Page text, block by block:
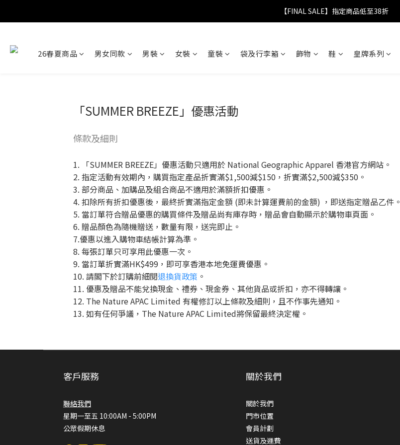
【FINAL SALE】指定商品低至38折
【FINAL SALE】指定商品低至38折
【FINAL SALE】全單免運費
26春夏商品 男女同款 男裝 女裝 童裝 袋及行李箱 飾物 鞋 皇牌系列
「SUMMER BREEZE」優惠活動
條款及細則
1. 「SUMMER BREEZE」優惠活動只適用於 National Geographic Apparel 香港官方網站。
2. 指定活動有效期內，購買指定產品折實滿$1,500減$150，折實滿$2,500減$350。
3. 部分商品、加購品及組合商品不適用於滿額折扣優惠。
4. 扣除所有折扣優惠後，最終折實滿指定金額 (即未計算運費前的金額) ，即送指定贈品乙件。
5. 當訂單符合贈品優惠的購買條件及贈品尚有庫存時，贈品會自動顯示於購物車頁面。
6. 贈品顏色為隨機贈送，數量有限，送完即止。
7.優惠以進入購物車結帳計算為準。
8. 每張訂單只可享用此優惠一次。
9. 當訂單折實滿HK$499，即可享香港本地免運費優惠。
10. 請閣下於訂購前細閱退換貨政策 。
11. 優惠及贈品不能兌換現金、禮券、現金券、其他貨品或折扣，亦不得轉讓。
12. The Nature APAC Limited 有權修訂以上條款及細則，且不作事先通知。
13. 如有任何爭議，The Nature APAC Limited將保留最終決定權。
客戶服務
聯絡我們
星期一至五 10:00AM - 5:00PM
公眾假期休息
關於我們
關於我們
門市位置
會員計劃
送貨及運費